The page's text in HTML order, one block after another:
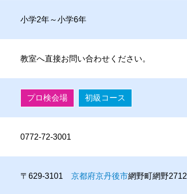
小学2年～小学6年
教室へ直接お問い合わせください。
プロ検会場 初級コース
0772-72-3001
〒629-3101 京都府京丹後市網野町網野2712